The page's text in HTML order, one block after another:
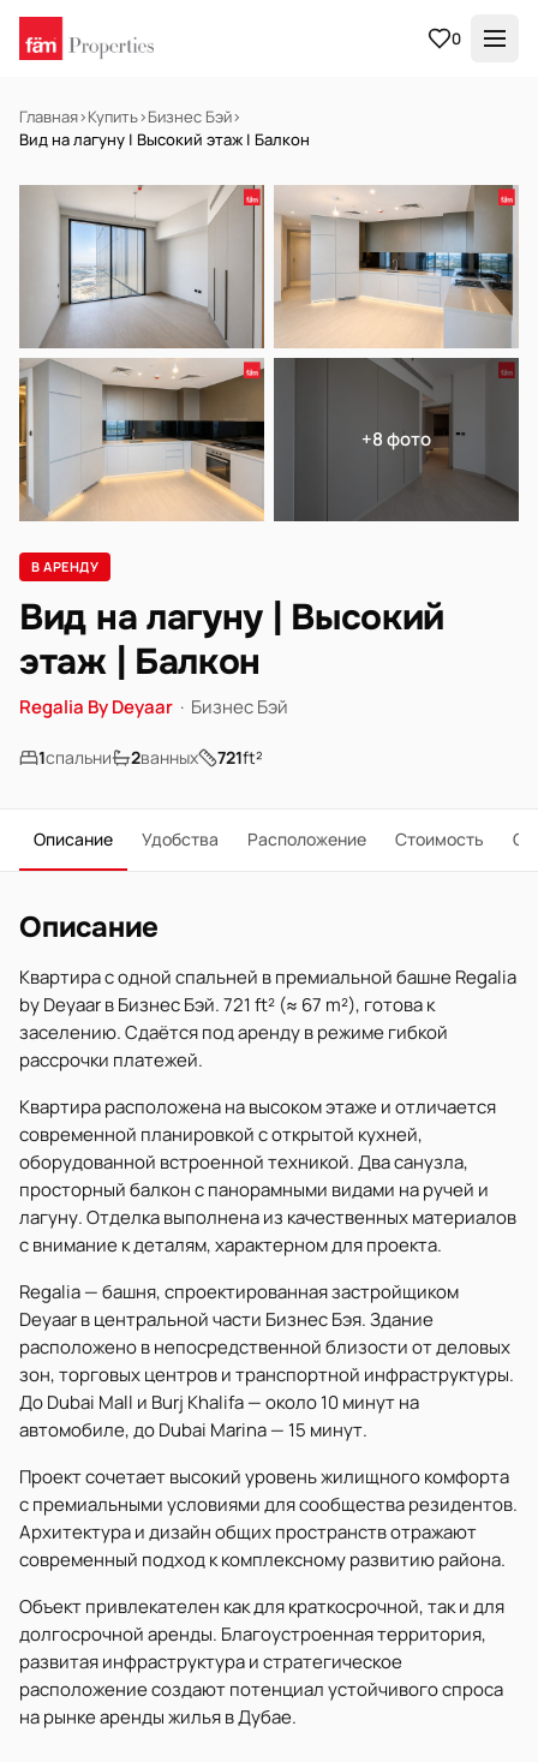
0
Главная›Купить›Бизнес Бэй›
Вид на лагуну | Высокий этаж | Балкон
В АРЕНДУ Готов к заселению
+8 фото
В АРЕНДУ
Вид на лагуну | Высокий
этаж | Балкон
Regalia By Deyaar · Бизнес Бэй
1спальни 2ванных 721ft²
Описание Удобства Расположение Стоимость О
Описание
Квартира с одной спальней в премиальной башне Regalia
by Deyaar в Бизнес Бэй. 721 ft² (≈ 67 m²), готова к
заселению. Сдаётся под аренду в режиме гибкой
рассрочки платежей.
Квартира расположена на высоком этаже и отличается
современной планировкой с открытой кухней,
оборудованной встроенной техникой. Два санузла,
просторный балкон с панорамными видами на ручей и
лагуну. Отделка выполнена из качественных материалов
с внимание к деталям, характерном для проекта.
Regalia — башня, спроектированная застройщиком
Deyaar в центральной части Бизнес Бэя. Здание
расположено в непосредственной близости от деловых
зон, торговых центров и транспортной инфраструктуры.
До Dubai Mall и Burj Khalifa — около 10 минут на
автомобиле, до Dubai Marina — 15 минут.
Проект сочетает высокий уровень жилищного комфорта
с премиальными условиями для сообщества резидентов.
Архитектура и дизайн общих пространств отражают
современный подход к комплексному развитию района.
Объект привлекателен как для краткосрочной, так и для
долгосрочной аренды. Благоустроенная территория,
развитая инфраструктура и стратегическое
расположение создают потенциал устойчивого спроса
на рынке аренды жилья в Дубае.